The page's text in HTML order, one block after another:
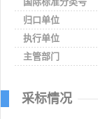
归口单位
执行单位
主管部门
采标情况